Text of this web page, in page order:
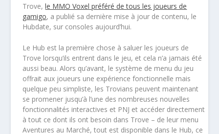
Trove,le MMO Voxel préféré de tous les joueurs de
gamigo, a publié sa dernière mise à jour de contenu, le
Hubdate, sur consoles aujourd’hui.
Le Hub est la première chose à saluer les joueurs de
Trove lorsqu’ils entrent dans le jeu, et cela n’a jamais été
aussi beau. Alors qu’avant, le système de menu du jeu
offrait aux joueurs une expérience fonctionnelle mais
quelque peu simpliste, les Trovians peuvent maintenant
se promener jusqu’à l’une des nombreuses nouvelles
fonctionnalités interactives et PNJ et accéder directement
à tout ce dont ils ont besoin dans Trove – de leur menu
Aventures au Marché, tout est disponible dans le Hub, ce